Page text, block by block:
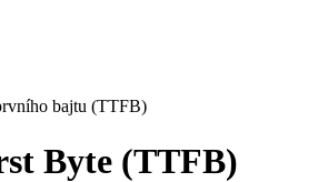
bajtu (TTFB)
Byte (TTFB)